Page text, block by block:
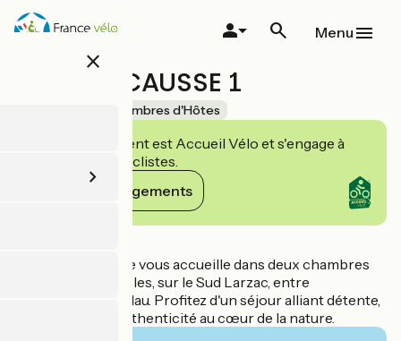
Aller
au
close
Menu
RÊVE DE CAUSSE 1
Chambres d'Hôtes
Cet établissement est Accueil Vélo et s'engage à
accueillir des cyclistes.
Voir ses engagements
Le Rêve de Causse vous accueille dans deux chambres
d’hôtes confortables, sur le Sud Larzac, entre
Montpellier et Millau. Profitez d'un séjour alliant détente,
découvertes et authenticité au cœur de la nature.